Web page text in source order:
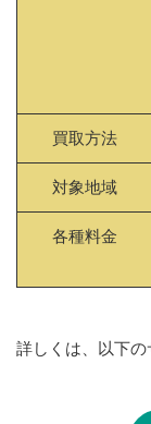
買取方法
対象地域
各種料金
詳しくは、以下の